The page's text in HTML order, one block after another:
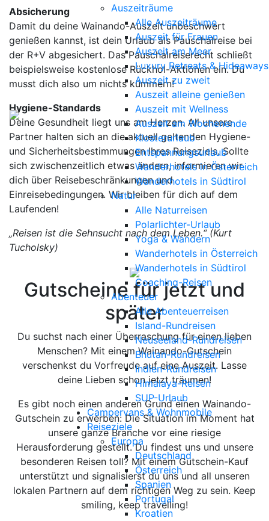
Auszeiträume
Alle Auszeiträume
Auszeit für Frauen
Auszeit am Meer
Luxury Retreats & Hideaways
Auszeit zu zweit
Auszeit alleine genießen
Auszeit mit Wellness
Auszeit am Wochenende
Klosterurlaub
Entspannungsurlaub
Wanderhotels in Österreich
Wanderhotels in Südtirol
Natur
Alle Naturreisen
Polarlichter-Urlaub
Yoga & Wandern
Wanderhotels in Österreich
Wanderhotels in Südtirol
Coaching-Reisen
Abenteuer
Alle Abenteuerreisen
Island-Rundreisen
Neuseeland-Rundreisen
Bhutan-Rundreisen
Indien-Rundreisen
Himalaya-Reisen
SUP-Urlaub
Campervans & Wohnmobile
Reiseziele
Europa
Deutschland
Österreich
Spanien
Portugal
Kroatien
Absicherung
Damit du deine Wainando-Auszeit unbeschwert
genießen kannst, ist dein Urlaub als Pauschalreise bei
der R+V abgesichert. Das Pauschalreiserecht schließt
beispielsweise kostenlose Rückhol-Aktionen ein. Du
musst dich also um nichts kümmern!
Hygiene-Standards
Deine Gesundheit liegt uns am Herzen. All unsere
Partner halten sich an die aktuell geltenden Hygiene-
und Sicherheitsbestimmungen Ihres Reiseziels. Sollte
sich zwischenzeitlich etwas ändern, informieren wir
dich über Reisebeschränkungen und
Einreisebedingungen. Wir bleiben für dich auf dem
Laufenden!
„Reisen ist die Sehnsucht nach dem Leben.“ (Kurt
Tucholsky)
Gutscheine für jetzt und
später
Du suchst nach einer Überraschung für einen lieben
Menschen? Mit einem Wainando-Gutschein
verschenkst du Vorfreude auf eine Auszeit. Lasse
deine Lieben schon jetzt träumen!
Es gibt noch einen anderen Grund einen Wainando-
Gutschein zu erwerben: Die Situation im Moment hat
unsere ganze Branche vor eine riesige
Herausforderung gestellt. Du findest uns und unsere
besonderen Reisen toll? Mit einem Gutschein-Kauf
unterstützt und signalisierst du uns und all unseren
lokalen Partnern auf dem richtigen Weg zu sein. Keep
smiling, keep travelling!